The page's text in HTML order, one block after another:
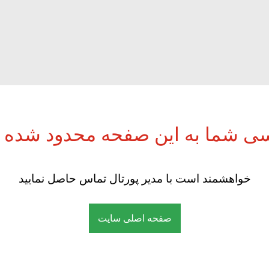
شما به این صفحه محدود
خواهشمند است با مدیر پورتال تماس حاصل نمایید
صفحه اصلی سایت